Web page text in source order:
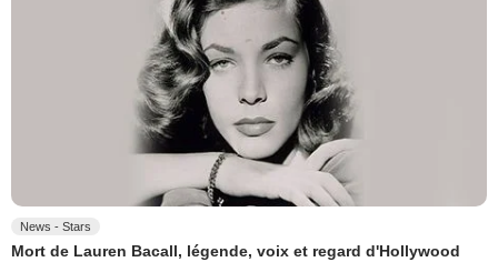
News - Stars
Mort de Lauren Bacall, légende, voix et regard d'Hollywood